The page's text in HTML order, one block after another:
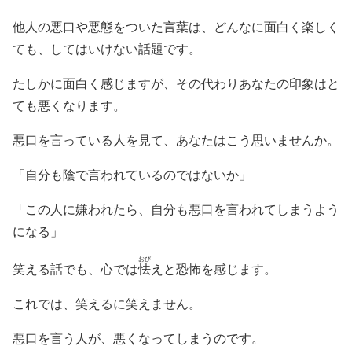
他人の悪口や悪態をついた言葉は、どんなに面白く楽しく
ても、してはいけない話題です。
たしかに面白く感じますが、その代わりあなたの印象はと
ても悪くなります。
悪口を言っている人を見て、あなたはこう思いませんか。
「自分も陰で言われているのではないか」
「この人に嫌われたら、自分も悪口を言われてしまうよう
になる」
笑える話でも、心では怯
おび
えと恐怖を感じます。
これでは、笑えるに笑えません。
悪口を言う人が、悪くなってしまうのです。